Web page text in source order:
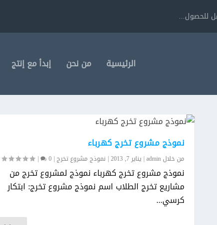
للحصول...
الرئيسية من نحن إبدأ مع إنتج
نموذج مشروع تخرج كهرباء
من خلالadmin
| يناير 7, 2013 | نموذج مشروع تخرج|
0
|
نموذج مشروع تخرج كهرباء نموذج لمشروع تخرج من
مشاريع تخرج الطلاب اسم نموذج مشروع تخرج: ابتكار
كرسي...